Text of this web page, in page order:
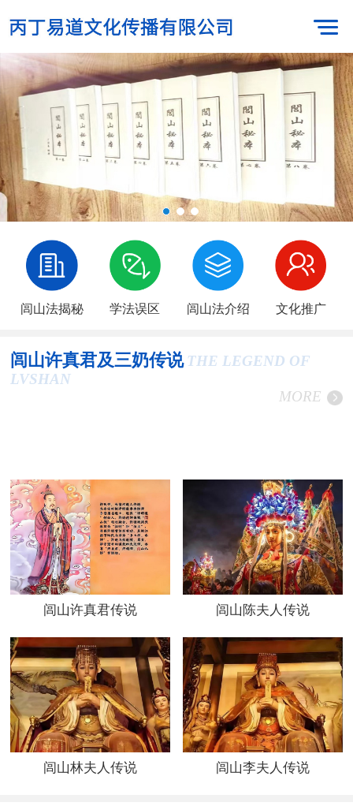
闾山法揭秘 学法误区 闾山法介绍 文化推广
闾山许真君及三奶传说 THE LEGEND OF
LVSHAN
MORE
闾山许真君传说 闾山陈夫人传说
闾山林夫人传说 闾山李夫人传说